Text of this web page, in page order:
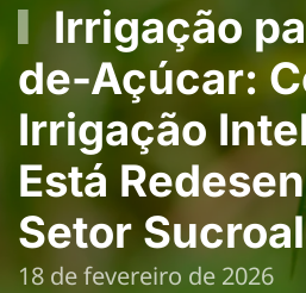
Irrigação
de-Açúcar:
Irrigação
Está
Setor
18 de fevereiro de 2026